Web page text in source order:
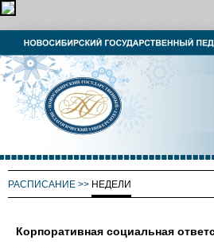
РАСПИСАНИЕ >> НЕДЕЛИ
Корпоративная социальная